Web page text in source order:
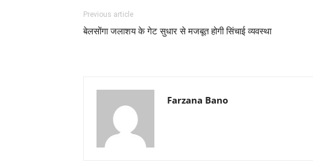
Previous article
बेलसोंगा जलाशय के गेट सुधार से मजबूत होगी सिंचाई व्यवस्था
Farzana Bano